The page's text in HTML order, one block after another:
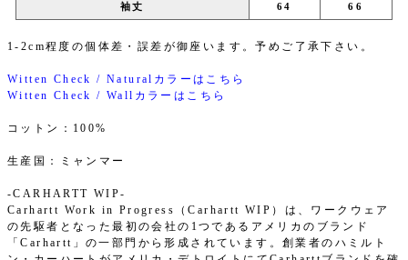
袖丈 64 66
1-2cm程度の個体差・誤差が御座います。予めご了承下さい。
Witten Check / Naturalカラーはこちら
Witten Check / Wallカラーはこちら
コットン：100%
生産国：ミャンマー
-CARHARTT WIP-
Carhartt Work in Progress（Carhartt WIP）は、ワークウェア
の先駆者となった最初の会社の1つであるアメリカのブランド
「Carhartt」の一部門から形成されています。創業者のハミルト